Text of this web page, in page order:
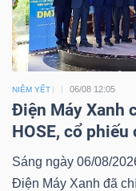
NIÊM YẾT 06/08 12:05
Điện Máy Xanh
HOSE, cổ
Sáng ngày 06/08/
Điện Máy Xanh đã